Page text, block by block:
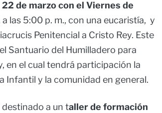
de marzo con el Viernes de
las 5:00 p. m., con una eucaristía, y
Penitencial a Cristo Rey. Este
Santuario del Humilladero para
en el cual tendrá participación la
Infantil y la comunidad en general.
destinado a un taller de formación